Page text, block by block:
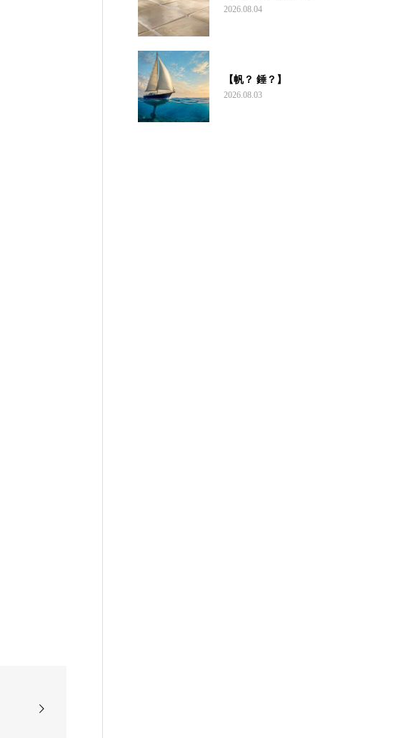
2026.08.04
【帆？ 錘？】
2026.08.03